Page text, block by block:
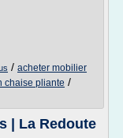
/ acheter mobilier
chaise pliante /
| La Redoute